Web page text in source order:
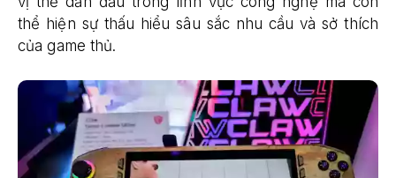
thể hiện sự thấu hiểu sâu sắc nhu cầu và sở thích
của game thủ.